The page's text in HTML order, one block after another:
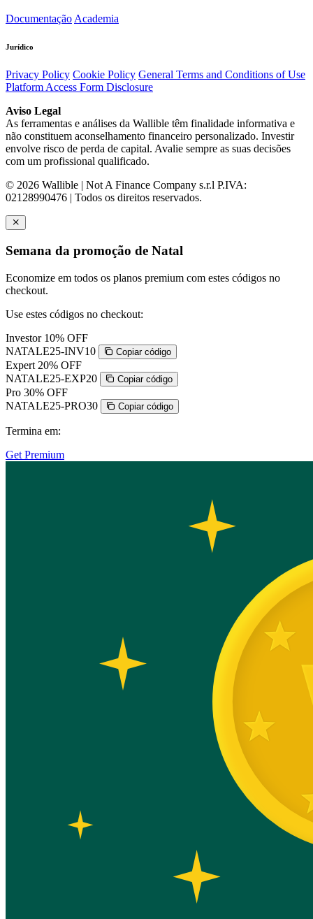
DocumentaçãoAcademia
Jurídico
Privacy Policy Cookie Policy General Terms and Conditions of Use
Platform Access Form Disclosure
Aviso Legal
As ferramentas e análises da Wallible têm finalidade informativa e
não constituem aconselhamento financeiro personalizado. Investir
envolve risco de perda de capital. Avalie sempre as suas decisões
com um profissional qualificado.
© 2026 Wallible | Not A Finance Company s.r.l P.IVA:
02128990476 | Todos os direitos reservados.
Semana da promoção de Natal
Economize em todos os planos premium com estes códigos no
checkout.
Use estes códigos no checkout:
Investor 10% OFF
NATALE25-INV10
Copiar código
Expert 20% OFF
NATALE25-EXP20
Copiar código
Pro 30% OFF
NATALE25-PRO30
Copiar código
Termina em:
Get Premium